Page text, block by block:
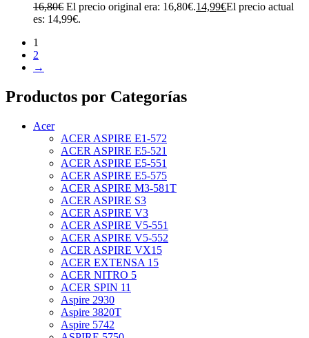
16,80€ El precio original era: 16,80€.14,99€El precio actual
es: 14,99€.
1
2
→
Productos por Categorías
Acer
ACER ASPIRE E1-572
ACER ASPIRE E5-521
ACER ASPIRE E5-551
ACER ASPIRE E5-575
ACER ASPIRE M3-581T
ACER ASPIRE S3
ACER ASPIRE V3
ACER ASPIRE V5-551
ACER ASPIRE V5-552
ACER ASPIRE VX15
ACER EXTENSA 15
ACER NITRO 5
ACER SPIN 11
Aspire 2930
Aspire 3820T
Aspire 5742